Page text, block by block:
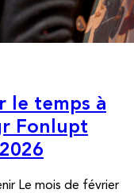
le temps à
Fonlupt
Le mois de février